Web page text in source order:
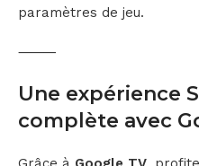
paramètres de jeu.
⸻
Une expérience
complète avec